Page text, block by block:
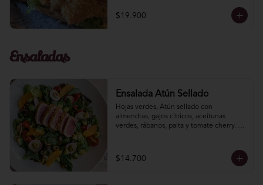
$19.900
Ensaladas
Ensalada Atún Sellado
Hojas verdes, Atún sellado con
almendras, gajos cítricos, aceitunas
verdes, rábanos, palta y tomate cherry.
$14.700